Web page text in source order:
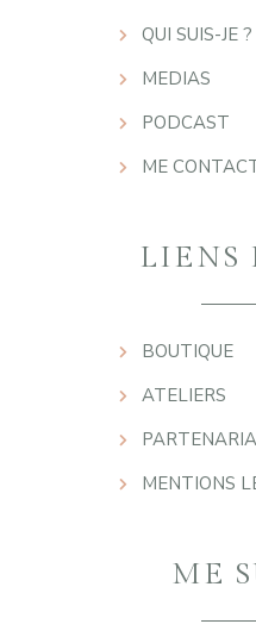
QUI SUIS-JE ?
MEDIAS
PODCAST
ME
LIENS
BOUTIQUE
ATELIERS
MENTIONS
ME